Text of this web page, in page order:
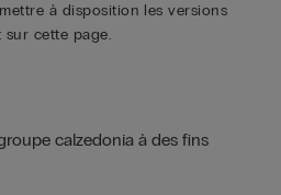
à disposition les versions
sur cette page.
calzedonia à des fins